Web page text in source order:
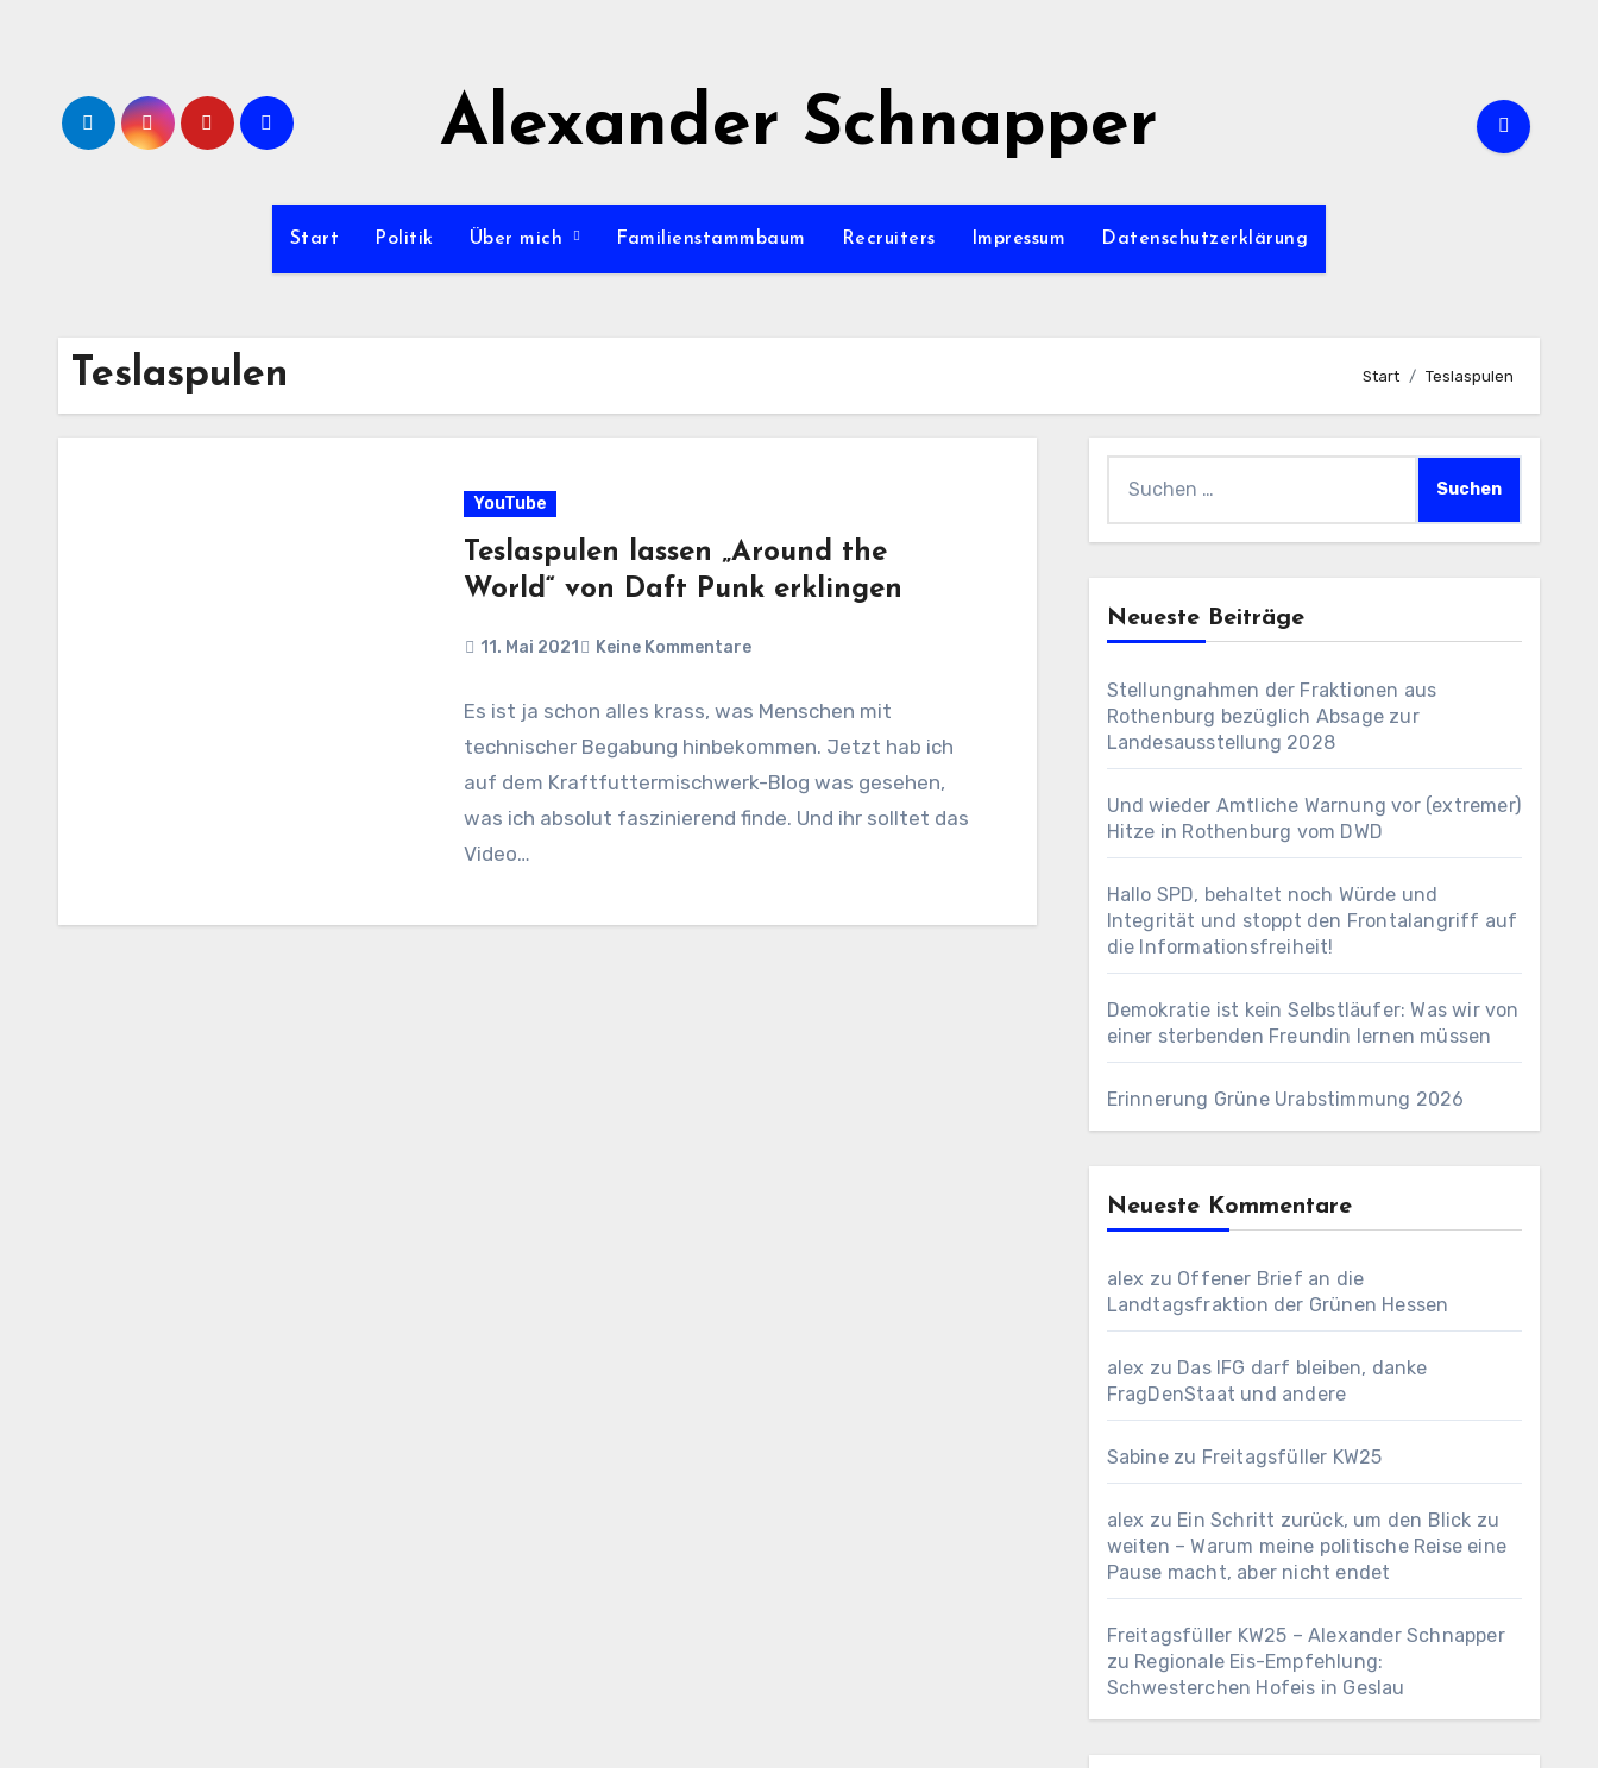
Alexander Schnapper
Start Politik Über mich Familienstammbaum Recruiters Impressum Datenschutzerklärung
Teslaspulen Start Teslaspulen
YouTube
Teslaspulen lassen „Around the
World“ von Daft Punk erklingen
11. Mai 2021 Keine Kommentare
Es ist ja schon alles krass, was Menschen mit
technischer Begabung hinbekommen. Jetzt hab ich
auf dem Kraftfuttermischwerk-Blog was gesehen,
was ich absolut faszinierend finde. Und ihr solltet das
Video…
nach:
Neueste Beiträge
Stellungnahmen der Fraktionen aus
Rothenburg bezüglich Absage zur
Landesausstellung 2028
Und wieder Amtliche Warnung vor (extremer)
Hitze in Rothenburg vom DWD
Hallo SPD, behaltet noch Würde und
Integrität und stoppt den Frontalangriff auf
die Informationsfreiheit!
Demokratie ist kein Selbstläufer: Was wir von
einer sterbenden Freundin lernen müssen
Erinnerung Grüne Urabstimmung 2026
Neueste Kommentare
alex zu Offener Brief an die
Landtagsfraktion der Grünen Hessen
alex zu Das IFG darf bleiben, danke
FragDenStaat und andere
Sabinezu Freitagsfüller KW25
alex zu Ein Schritt zurück, um den Blick zu
weiten – Warum meine politische Reise eine
Pause macht, aber nicht endet
Freitagsfüller KW25 – Alexander Schnapper
zu Regionale Eis-Empfehlung:
Schwesterchen Hofeis in Geslau